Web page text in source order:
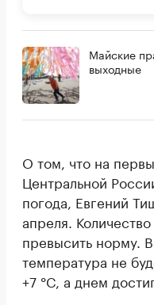
Майские
выходные
О том, что на
Центральной
погода, Евгений
апреля.
превысить норму.
температура не
+7 °C, а днем